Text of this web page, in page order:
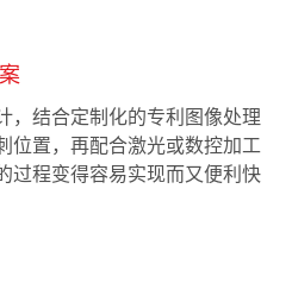
，结合定制化的专利图像处理
位置，再配合激光或数控加工
过程变得容易实现而又便利快